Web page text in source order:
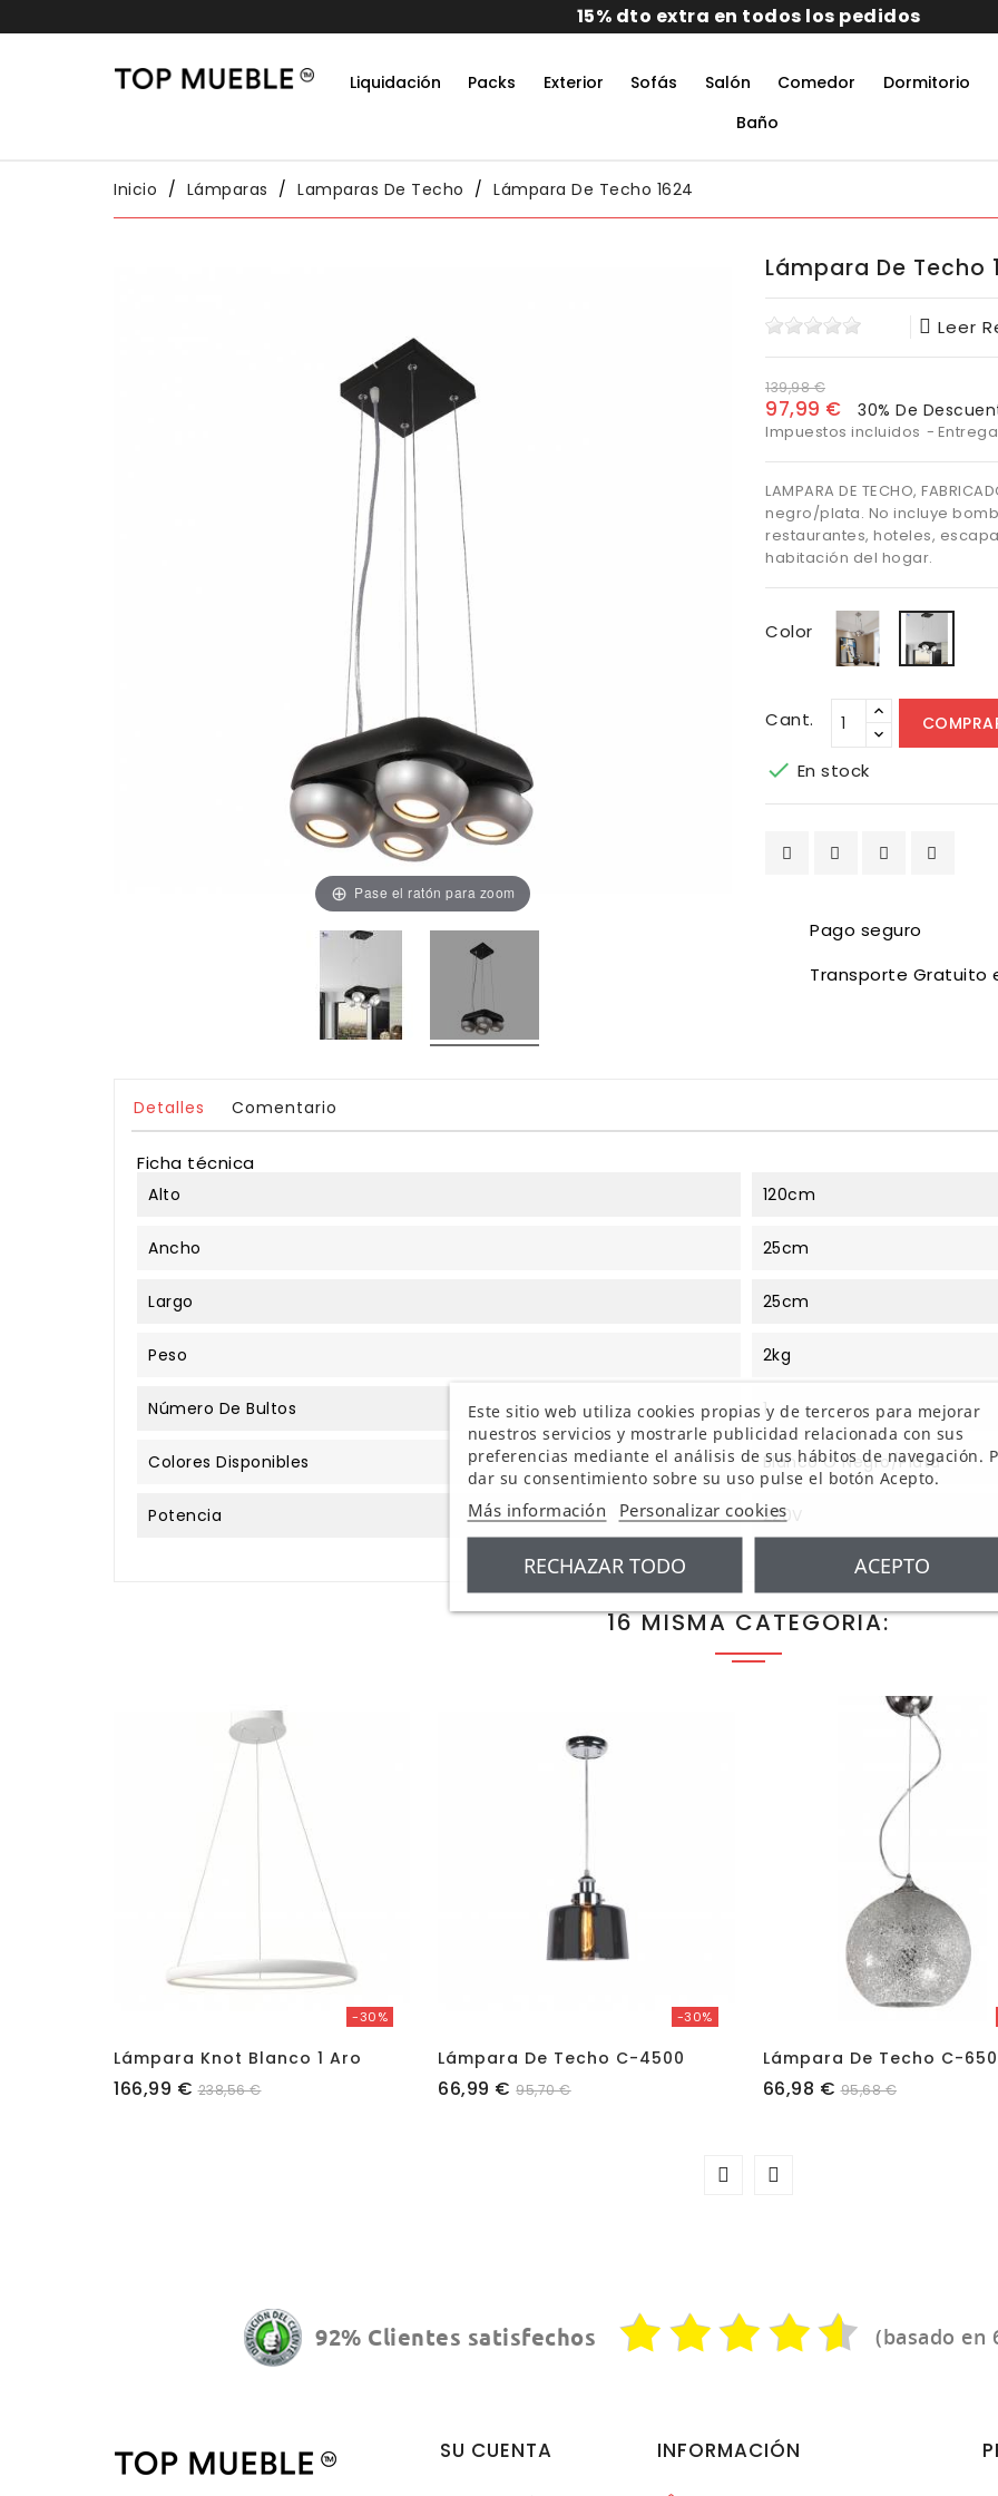
15% dto extra en todos los pedidos
Liquidación Packs Exterior Sofás Salón Comedor Dormitorio
Baño
Inicio Lámparas Lamparas De Techo Lámpara De Techo 1624
Pase el ratón para zoom
Lámpara De Techo
Leer
139,98 €
97,99 € 30% De
Impuestos incluidos
LAMPARA DE TECHO,
negro/plata. No incluye
restaurantes, hoteles,
habitación del hogar.
Color Blanco
Cant.
 En stock
Pago seguro
Transporte Gratuito
Detalles Comentario
Ficha técnica
Alto 120cm
Ancho 25cm
Largo 25cm
Peso 2kg
Número De Bultos 1
Colores Disponibles Blanco O Negro/plata
Potencia 220V
16 MISMA CATEGORIA:
-30%
Lámpara Knot Blanco 1 Aro
Precio
166,99 € 238,56 €
-30%
Lámpara De Techo C-4500
Precio
66,99 € 95,70 €
Lámpara De Techo C-
Precio
66,98 € 95,68 €
92% Clientes satisfechos (basado en
Este sitio web utiliza cookies propias y de terceros para mejorar
nuestros servicios y mostrarle publicidad relacionada con sus
preferencias mediante el análisis de sus hábitos de navegación.
dar su consentimiento sobre su uso pulse el botón Acepto.
Más información Personalizar cookies
RECHAZAR TODO ACEPTO
SU CUENTA INFORMACIÓN